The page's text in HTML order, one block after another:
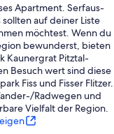
vorhanden
gestellt werden
Apartment. Serfaus-
auf deiner Liste
möchtest. Wenn du
bewunderst, bieten
Kaunergrat Pitztal-
Besuch wert sind diese
Fiss und Fisser Flitzer.
Radwegen und
Vielfalt der Region.